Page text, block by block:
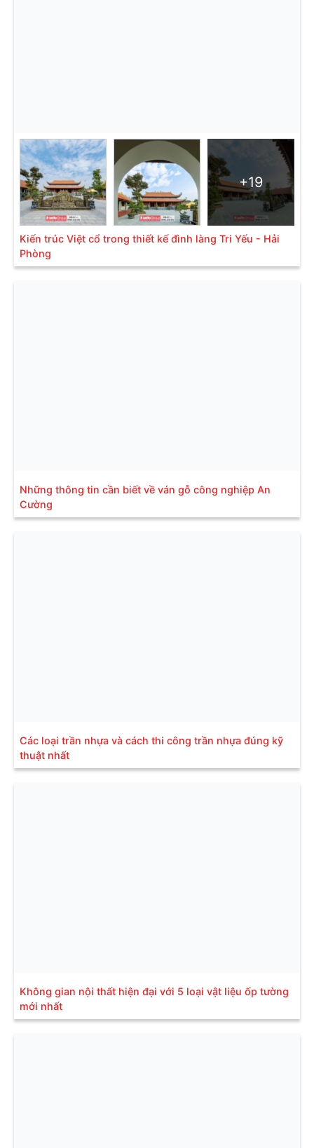
+19
Kiến trúc Việt cổ trong thiết kế đình làng Tri Yếu - Hải
Phòng
Những thông tin cần biết về ván gỗ công nghiệp An
Cường
Các loại trần nhựa và cách thi công trần nhựa đúng kỹ
thuật nhất
Không gian nội thất hiện đại với 5 loại vật liệu ốp tường
mới nhất